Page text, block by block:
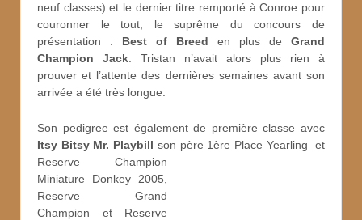
neuf classes) et le dernier titre remporté à Conroe pour
couronner le tout, le suprême du concours de
présentation : Best of Breed en plus de Grand
Champion Jack. Tristan n’avait alors plus rien à
prouver et l’attente des dernières semaines avant son
arrivée a été très longue.
Son pedigree est également de première classe avec
Itsy Bitsy Mr. Playbill son père 1ère Place Yearling
et
Reserve Champion
Miniature Donkey 2005,
Reserve Grand
Champion et Reserve